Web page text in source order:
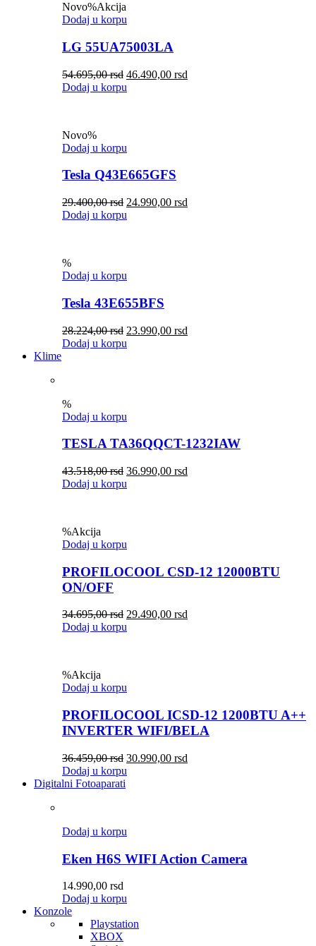
Novo%Akcija
Dodaj u korpu
LG 55UA75003LA
54.695,00rsd 46.490,00 rsd
Dodaj u korpu
Novo%
Dodaj u korpu
Tesla Q43E665GFS
29.400,00rsd 24.990,00 rsd
Dodaj u korpu
%
Dodaj u korpu
Tesla 43E655BFS
28.224,00rsd 23.990,00 rsd
Dodaj u korpu
Klime
%
Dodaj u korpu
TESLA TA36QQCT-1232IAW
43.518,00rsd 36.990,00 rsd
Dodaj u korpu
%Akcija
Dodaj u korpu
PROFILOCOOL CSD-12 12000BTU
ON/OFF
34.695,00rsd 29.490,00 rsd
Dodaj u korpu
%Akcija
Dodaj u korpu
PROFILOCOOL ICSD-12 1200BTU A++
INVERTER WIFI/BELA
36.459,00rsd 30.990,00 rsd
Dodaj u korpu
Digitalni Fotoaparati
Dodaj u korpu
Eken H6S WIFI Action Camera
14.990,00 rsd
Dodaj u korpu
Konzole
Playstation
XBOX